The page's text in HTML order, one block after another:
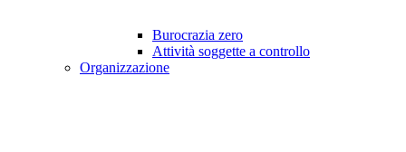
Burocrazia zero
Attività soggette a controllo
Organizzazione